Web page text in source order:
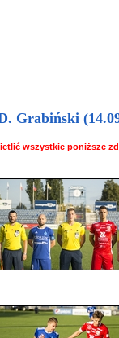
Grabiński
wszystkie poniższe